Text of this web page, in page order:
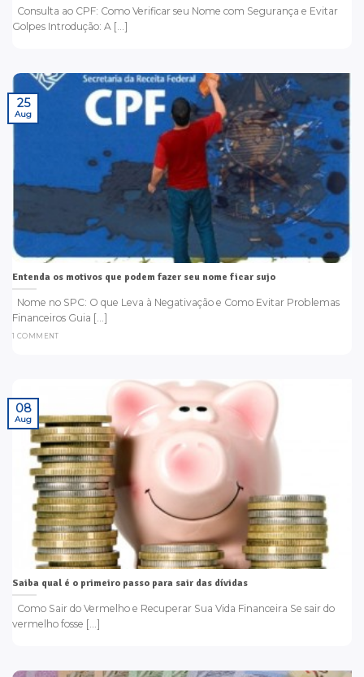
Consulta ao CPF: Como Verificar seu Nome com Segurança e Evitar
Golpes Introdução: A [...]
Entenda os motivos que podem fazer seu nome ficar sujo
Nome no SPC: O que Leva à Negativação e Como Evitar Problemas
Financeiros Guia [...]
1 COMMENT
25
Aug
Saiba qual é o primeiro passo para sair das dívidas
Como Sair do Vermelho e Recuperar Sua Vida Financeira Se sair do
vermelho fosse [...]
08
Aug